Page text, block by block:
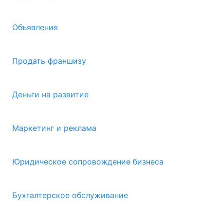
Объявления
Продать франшизу
Деньги на развитие
Маркетинг и реклама
Юридическое сопровождение бизнеса
Бухгалтерское обслуживание